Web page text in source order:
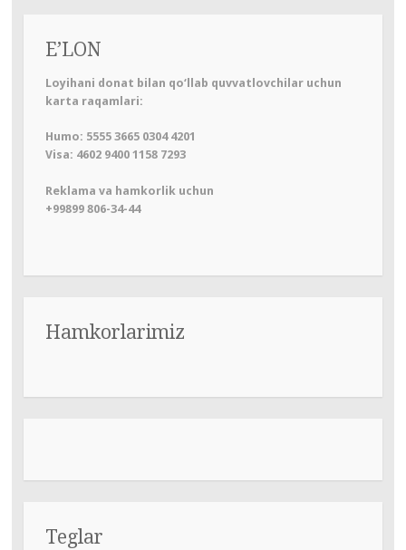
E’LON
Loyihani donat bilan qo‘llab quvvatlovchilar uchun
karta raqamlari:
Humo: 5555 3665 0304 4201
Visa: 4602 9400 1158 7293
Reklama va hamkorlik uchun
+99899 806-34-44
Hamkorlarimiz
Teglar